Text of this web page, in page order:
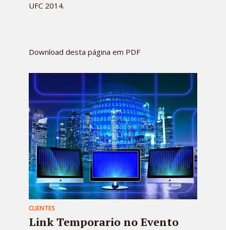
UFC 2014.
Download desta página em PDF
CLIENTES
Link Temporario no Evento